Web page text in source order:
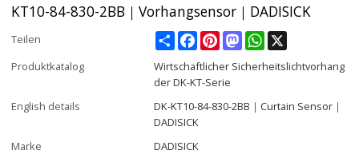
KT10-84-830-2BB｜Vorhangsensor｜DADISICK
Teilen ShareFacebookPinterestMastodonWhatsApp
Produktkatalog
Wirtschaftlicher Sicherheitslichtvorhang
der DK-KT-Serie
English details
DK-KT10-84-830-2BB｜Curtain Sensor｜
DADISICK
Marke
DADISICK